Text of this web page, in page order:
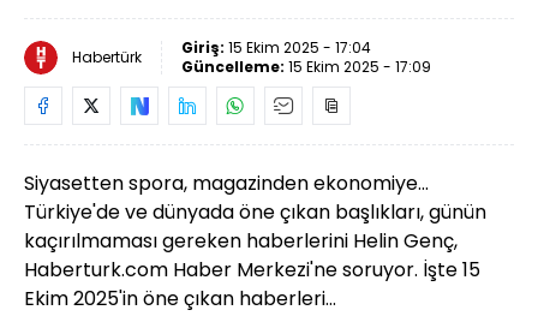
Habertürk Giriş: 15 Ekim 2025 - 17:04
Güncelleme: 15 Ekim 2025 - 17:09
Siyasetten spora, magazinden ekonomiye...
Türkiye'de ve dünyada öne çıkan başlıkları, günün
kaçırılmaması gereken haberlerini Helin Genç,
Haberturk.com Haber Merkezi'ne soruyor. İşte 15
Ekim 2025'in öne çıkan haberleri...